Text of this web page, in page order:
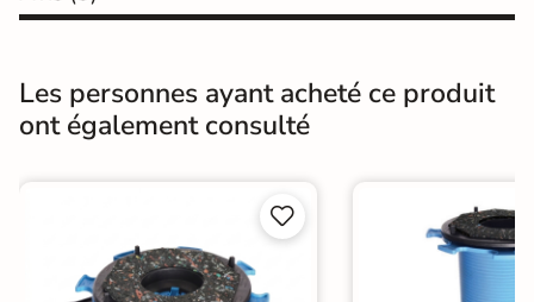
Résistance à
l'usure
GR5 - Ultra-résistant
rectifié
Les personnes ayant acheté ce produit
ont également consulté

